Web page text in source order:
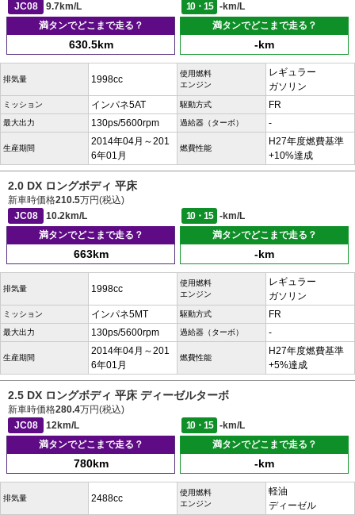
JC08
9.7km/L 10・15
-km/L
満タンでどこまで走る？
630.5km
満タンでどこまで走る？
-km
排気量 1998cc
使用燃料
エンジン
レギュラー
ガソリン
ミッション インパネ5AT 駆動方式 FR
最大出力 130ps/5600rpm 過給器（ターボ） -
生産期間
2014年04月～201
6年01月
燃費性能
H27年度燃費基準
+10%達成
2.0 DX ロングボディ 平床
新車時価格210.5万円(税込)
JC08
10.2km/L 10・15
-km/L
満タンでどこまで走る？
663km
満タンでどこまで走る？
-km
排気量 1998cc
使用燃料
エンジン
レギュラー
ガソリン
ミッション インパネ5MT 駆動方式 FR
最大出力 130ps/5600rpm 過給器（ターボ） -
生産期間
2014年04月～201
6年01月
燃費性能
H27年度燃費基準
+5%達成
2.5 DX ロングボディ 平床 ディーゼルターボ
新車時価格280.4万円(税込)
JC08
12km/L 10・15
-km/L
満タンでどこまで走る？
780km
満タンでどこまで走る？
-km
排気量 2488cc
使用燃料
エンジン
軽油
ディーゼル